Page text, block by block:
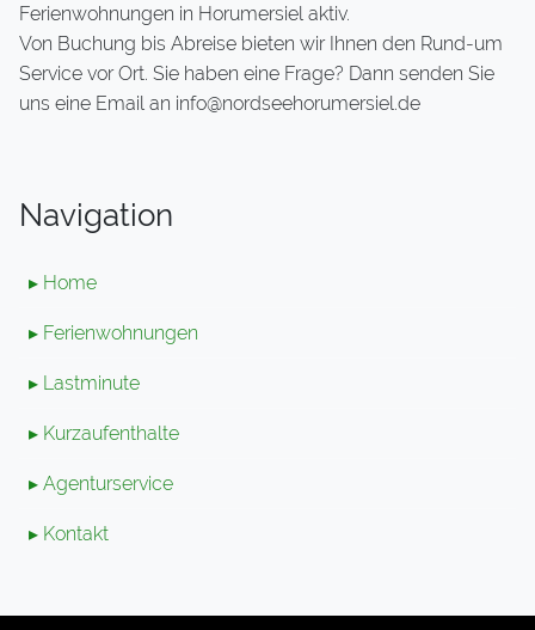
Ferienwohnungen in Horumersiel aktiv.
Von Buchung bis Abreise bieten wir Ihnen den Rund-um
Service vor Ort. Sie haben eine Frage? Dann senden Sie
uns eine Email an info@nordseehorumersiel.de
Navigation
▸ Home
▸ Ferienwohnungen
▸ Lastminute
▸ Kurzaufenthalte
▸ Agenturservice
▸ Kontakt